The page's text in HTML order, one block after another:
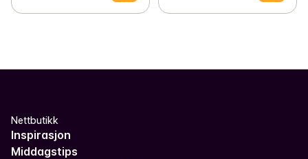
Nettbutikk
Inspirasjon
Middagstips